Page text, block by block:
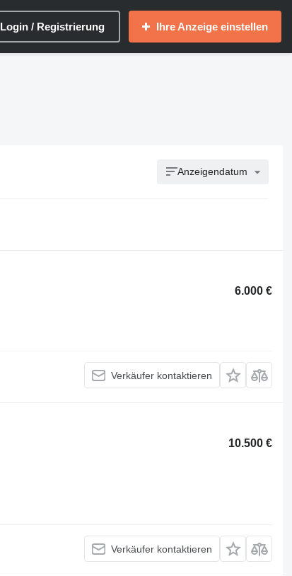
Login / Registrierung Ihre Anzeige einstellen
Anzeigendatum
6.000 €
Verkäufer kontaktieren
10.500 €
Verkäufer kontaktieren